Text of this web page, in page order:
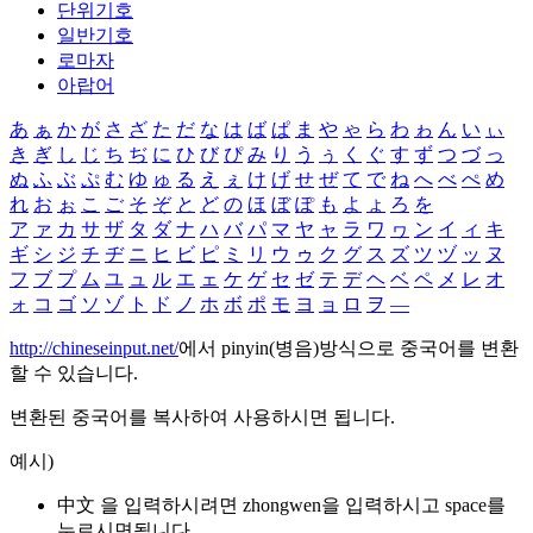
단위기호
일반기호
로마자
아랍어
あ ぁ か が さ ざ た だ な は ば ぱ ま や ゃ ら わ ゎ ん い ぃ
き ぎ し じ ち ぢ に ひ び ぴ み り う ぅ く ぐ す ず つ づ っ
ぬ ふ ぶ ぷ む ゆ ゅ る え ぇ け げ せ ぜ て で ね へ べ ぺ め
れ お ぉ こ ご そ ぞ と ど の ほ ぼ ぽ も よ ょ ろ を
ア ァ カ サ ザ タ ダ ナ ハ バ パ マ ヤ ャ ラ ワ ヮ ン イ ィ キ
ギ シ ジ チ ヂ ニ ヒ ビ ピ ミ リ ウ ゥ ク グ ス ズ ツ ヅ ッ ヌ
フ ブ プ ム ユ ュ ル エ ェ ケ ゲ セ ゼ テ デ ヘ ベ ペ メ レ オ
ォ コ ゴ ソ ゾ ト ド ノ ホ ボ ポ モ ヨ ョ ロ ヲ ―
http://chineseinput.net/에서 pinyin(병음)방식으로 중국어를 변환
할 수 있습니다.
변환된 중국어를 복사하여 사용하시면 됩니다.
예시)
中文 을 입력하시려면 zhongwen을 입력하시고 space를